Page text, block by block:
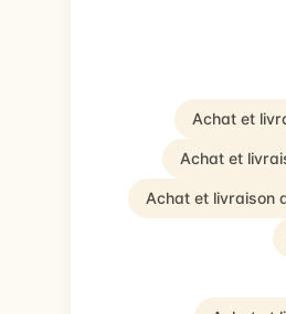
Achat et
Achat et
Achat et livraison